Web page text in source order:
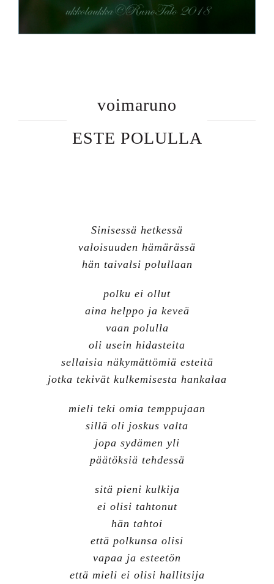
voimaruno
ESTE POLULLA
Sinisessä hetkessä
valoisuuden hämärässä
hän taivalsi polullaan
polku ei ollut
aina helppo ja keveä
vaan polulla
oli usein hidasteita
sellaisia näkymättömiä esteitä
jotka tekivät kulkemisesta hankalaa
mieli teki omia temppujaan
sillä oli joskus valta
jopa sydämen yli
päätöksiä tehdessä
sitä pieni kulkija
ei olisi tahtonut
hän tahtoi
että polkunsa olisi
vapaa ja esteetön
että mieli ei olisi hallitsija